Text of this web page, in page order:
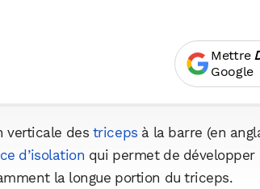
Mettre
Google
verticale des triceps à la barre (en
d’isolation qui permet de
la longue portion du triceps.